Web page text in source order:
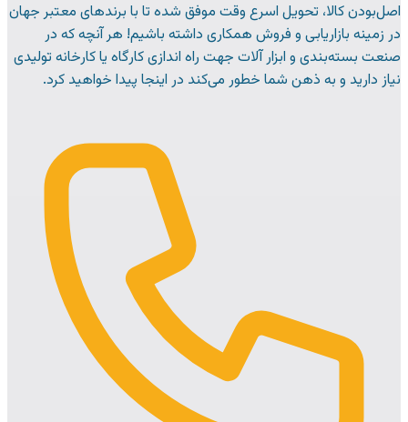
اصل‌بودن کالا، تحویل اسرع وقت موفق شده تا با برندهای معتبر جهان
در زمینه بازاریابی و فروش همکاری داشته باشیم! هر آنچه که در
صنعت بسته‌بندی و ابزار آلات جهت راه اندازی کارگاه یا کارخانه تولیدی
نیاز دارید و به ذهن شما خطور می‌کند در اینجا پیدا خواهید کرد.